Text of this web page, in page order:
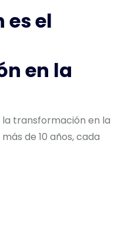
es el
en la
la transformación en la
de 10 años, cada